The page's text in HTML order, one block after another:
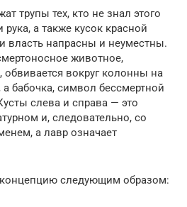
трупы тех, кто не знал этого
а также кусок красной
власть напрасны и неуместны.
животное,
вокруг колонны на
бабочка, символ бессмертной
слева и справа — это
и, следовательно, со
а лавр означает
следующим образом: